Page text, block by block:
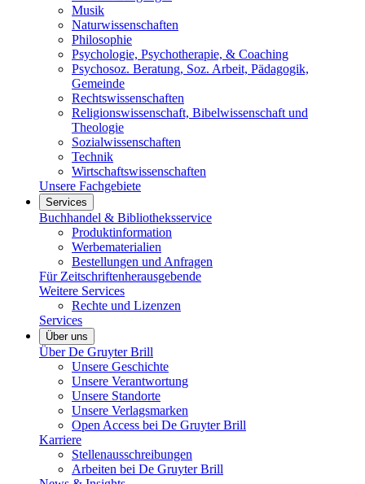
Musik
Naturwissenschaften
Philosophie
Psychologie, Psychotherapie, & Coaching
Psychosoz. Beratung, Soz. Arbeit, Pädagogik,
Gemeinde
Rechtswissenschaften
Religionswissenschaft, Bibelwissenschaft und
Theologie
Sozialwissenschaften
Technik
Wirtschaftswissenschaften
Unsere Fachgebiete
Services
Buchhandel & Bibliotheksservice
Produktinformation
Werbematerialien
Bestellungen und Anfragen
Für Zeitschriftenherausgebende
Weitere Services
Rechte und Lizenzen
Services
Über uns
Über De Gruyter Brill
Unsere Geschichte
Unsere Verantwortung
Unsere Standorte
Unsere Verlagsmarken
Open Access bei De Gruyter Brill
Karriere
Stellenausschreibungen
Arbeiten bei De Gruyter Brill